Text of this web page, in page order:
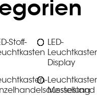
Stoff-
LED-
Display
Messestand